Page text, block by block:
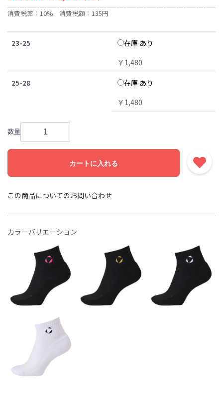
消費税率：10% 消費税額：135円
23-25
在庫 あり
￥1,480
25-28
在庫 あり
￥1,480
数量
カートに入れる
この商品についてのお問い合わせ
カラーバリエーション